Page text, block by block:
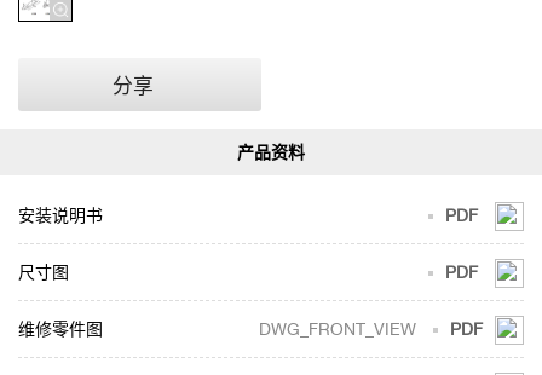
分享
PDF
安装说明书
PDF
尺寸图
PDF
DWG_FRONT_VIEW